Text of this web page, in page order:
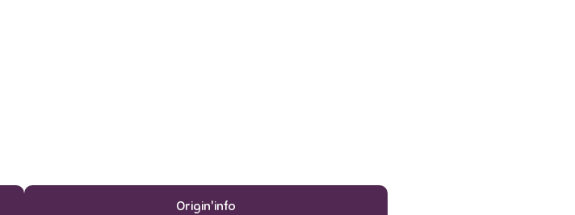
Origin'info